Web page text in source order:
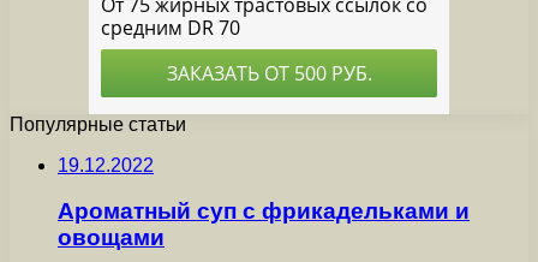
Популярные статьи
19.12.2022
Ароматный суп с фрикадельками и
овощами